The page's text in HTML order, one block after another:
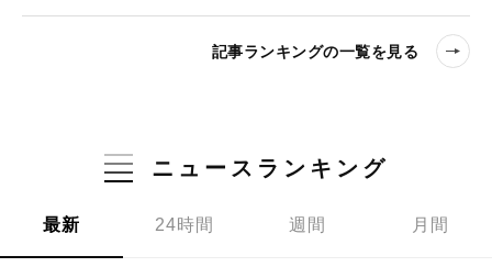
記事ランキングの一覧を見る
ニュースランキング
最新 24時間 週間 月間